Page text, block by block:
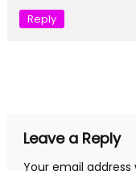
Reply
Leave a Reply
Your email address